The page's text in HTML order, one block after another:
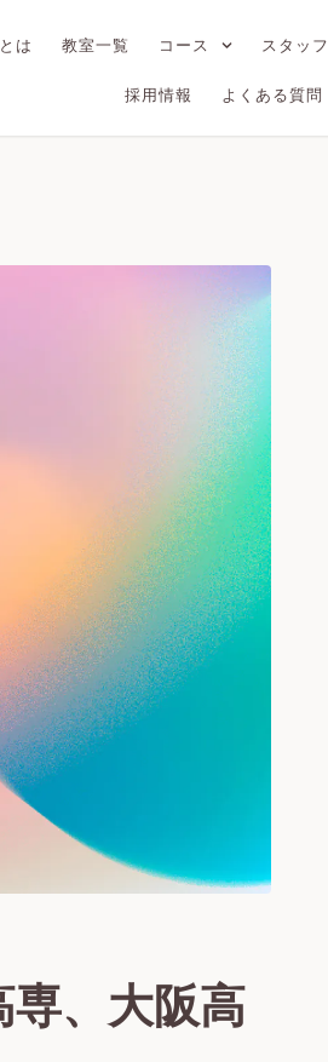
は 教室一覧 コース スタッフ
採用情報 よくある質問
、大阪高